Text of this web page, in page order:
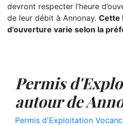
devront respecter l’heure
de leur débit à Annonay. Cette
d’ouverture varie selon la
Permis
autour de
Permis d'Exploitation